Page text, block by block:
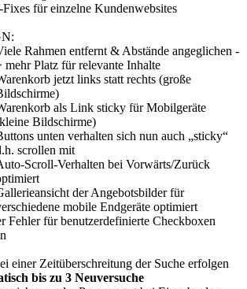
für einzelne Kundenwebsites
Rahmen entfernt & Abstände angeglichen -
mehr Platz für relevante Inhalte
jetzt links statt rechts (große
als Link sticky für Mobilgeräte
Bildschirme)
unten verhalten sich nun auch „sticky“
scrollen mit
Scroll-Verhalten bei Vorwärts/Zurück
der Angebotsbilder für
mobile Endgeräte optimiert
Fehler für benutzerdefinierte Checkboxen
einer Zeitüberschreitung der Suche erfolgen
bis zu 3 Neuversuche